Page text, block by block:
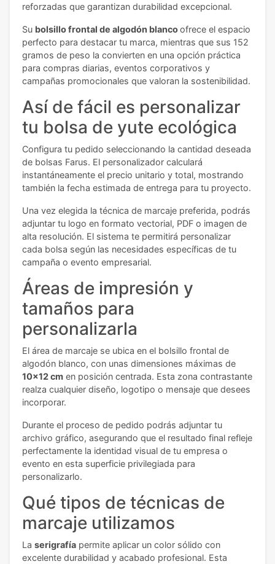
reforzadas que garantizan durabilidad excepcional.
Su bolsillo frontal de algodón blancoofrece el espacio
perfecto para destacar tu marca, mientras que sus 152
gramos de peso la convierten en una opción práctica
para compras diarias, eventos corporativos y
campañas promocionales que valoran la sostenibilidad.
Así de fácil es personalizar
tu bolsa de yute ecológica
Configura tu pedido seleccionando la cantidad deseada
de bolsas Farus. El personalizador calculará
instantáneamente el precio unitario y total, mostrando
también la fecha estimada de entrega para tu proyecto.
Una vez elegida la técnica de marcaje preferida, podrás
adjuntar tu logo en formato vectorial, PDF o imagen de
alta resolución. El sistema te permitirá personalizar
cada bolsa según las necesidades específicas de tu
campaña o evento empresarial.
Áreas de impresión y
tamaños para
personalizarla
El área de marcaje se ubica en el bolsillo frontal de
algodón blanco, con unas dimensiones máximas de
10x12 cm en posición centrada. Esta zona contrastante
realza cualquier diseño, logotipo o mensaje que desees
incorporar.
Durante el proceso de pedido podrás adjuntar tu
archivo gráfico, asegurando que el resultado final refleje
perfectamente la identidad visual de tu empresa o
evento en esta superficie privilegiada para
personalizarlo.
Qué tipos de técnicas de
marcaje utilizamos
La serigrafía permite aplicar un color sólido con
excelente durabilidad y acabado profesional. Esta